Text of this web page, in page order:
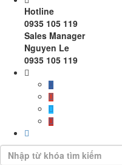
Hotline
0935 105 119
Sales Manager
Nguyen Le
0935 105 119